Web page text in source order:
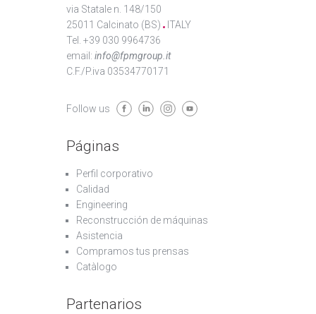
via Statale n. 148/150
25011 Calcinato (BS)
ITALY
Tel. +39 030 9964736
email: info@fpmgroup.it
C.F./P.iva 03534770171
Follow us
Páginas
Perfil corporativo
Calidad
Engineering
Reconstrucción de máquinas
Asistencia
Compramos tus prensas
Catàlogo
Partenarios